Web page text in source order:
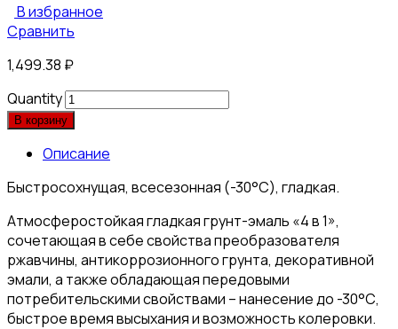
В избранное
Сравнить
1,499.38 ₽
Quantity
В корзину
Описание
Быстросохнущая, всесезонная (-30°С), гладкая.
Атмосферостойкая гладкая грунт-эмаль «4 в 1»,
сочетающая в себе свойства преобразователя
ржавчины, антикоррозионного грунта, декоративной
эмали, а также обладающая передовыми
потребительскими свойствами – нанесение до -30°С,
быстрое время высыхания и возможность колеровки.